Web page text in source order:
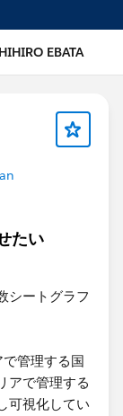
EBATA
たい
シートグラフ
管理する国
アで管理する
可視化してい